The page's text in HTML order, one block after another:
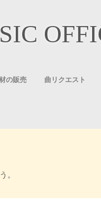
の販売 曲リクエスト
。